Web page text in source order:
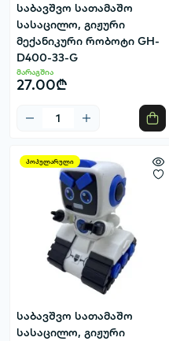
საბავშვო სათამაშო
სასაცილო, გიჟური
მექანიკური რობოტი GH-
D400-33-G
მარაგშია
27.00₾
პოპულარული
საბავშვო სათამაშო
სასაცილო, გიჟური